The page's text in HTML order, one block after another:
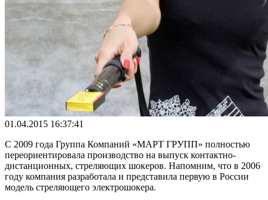
01.04.2015 16:37:41
С 2009 года Группа Компаний «МАРТ ГРУПП» полностью
переориентировала производство на выпуск контактно-
дистанционных, стреляющих шокеров. Напомним, что в 2006
году компания разработала и представила первую в России
модель стреляющего электрошокера.